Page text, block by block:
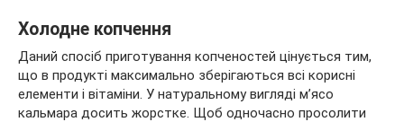
Холодне копчення
Даний спосіб приготування копченостей цінується тим,
що в продукті максимально зберігаються всі корисні
елементи і вітаміни. У натуральному вигляді м’ясо
кальмара досить жорстке. Щоб одночасно просолити